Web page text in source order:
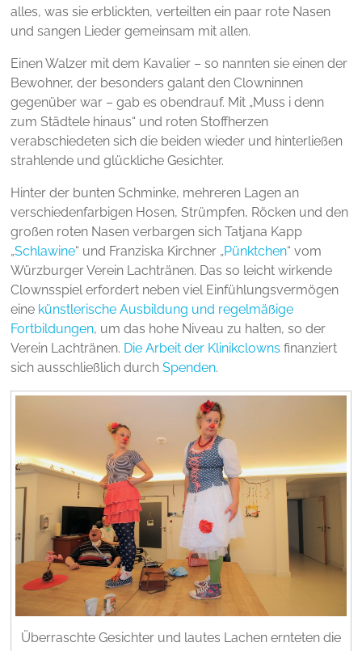
alles, was sie erblickten, verteilten ein paar rote Nasen
und sangen Lieder gemeinsam mit allen.
Einen Walzer mit dem Kavalier – so nannten sie einen der
Bewohner, der besonders galant den Clowninnen
gegenüber war – gab es obendrauf. Mit „Muss i denn
zum Städtele hinaus“ und roten Stoffherzen
verabschiedeten sich die beiden wieder und hinterließen
strahlende und glückliche Gesichter.
Hinter der bunten Schminke, mehreren Lagen an
verschiedenfarbigen Hosen, Strümpfen, Röcken und den
großen roten Nasen verbargen sich Tatjana Kapp
„Schlawine“ und Franziska Kirchner „Pünktchen“ vom
Würzburger Verein Lachtränen. Das so leicht wirkende
Clownsspiel erfordert neben viel Einfühlungsvermögen
eine künstlerische Ausbildung und regelmäßige
Fortbildungen, um das hohe Niveau zu halten, so der
Verein Lachtränen. Die Arbeit der Klinikclowns finanziert
sich ausschließlich durchSpenden.
Überraschte Gesichter und lautes Lachen ernteten die